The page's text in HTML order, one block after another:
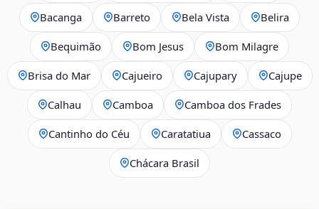
Bacanga Barreto Bela Vista Belira
Bequimão Bom Jesus Bom Milagre
Brisa do Mar Cajueiro Cajupary Cajupe
Calhau Camboa Camboa dos Frades
Cantinho do Céu Caratatiua Cassaco
Chácara Brasil